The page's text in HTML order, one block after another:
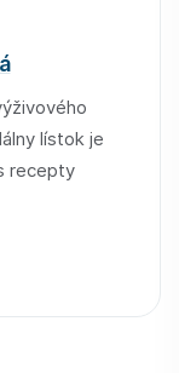
lístok je
recepty